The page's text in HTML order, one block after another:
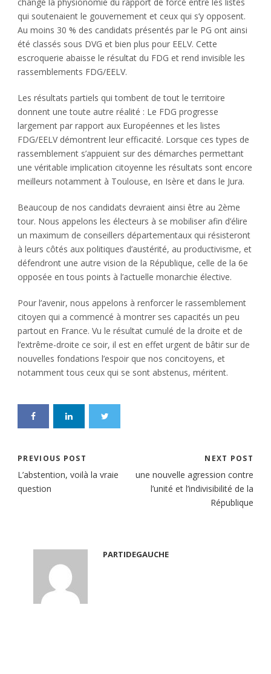
qui soutenaient le gouvernement et ceux qui s’y opposent.
Au moins 30 % des candidats présentés par le PG ont ainsi
été classés sous DVG et bien plus pour EELV. Cette
escroquerie abaisse le résultat du FDG et rend invisible les
rassemblements FDG/EELV.
Les résultats partiels qui tombent de tout le territoire
donnent une toute autre réalité : Le FDG progresse
largement par rapport aux Européennes et les listes
FDG/EELV démontrent leur efficacité. Lorsque ces types de
rassemblement s’appuient sur des démarches permettant
une véritable implication citoyenne les résultats sont encore
meilleurs notamment à Toulouse, en Isère et dans le Jura.
Beaucoup de nos candidats devraient ainsi être au 2ème
tour. Nous appelons les électeurs à se mobiliser afin d’élire
un maximum de conseillers départementaux qui résisteront
à leurs côtés aux politiques d’austérité, au productivisme, et
défendront une autre vision de la République, celle de la 6e
opposée en tous points à l’actuelle monarchie élective.
Pour l’avenir, nous appelons à renforcer le rassemblement
citoyen qui a commencé à montrer ses capacités un peu
partout en France. Vu le résultat cumulé de la droite et de
l’extrême-droite ce soir, il est en effet urgent de bâtir sur de
nouvelles fondations l’espoir que nos concitoyens, et
notamment tous ceux qui se sont abstenus, méritent.
PREVIOUS POST
L’abstention, voilà la vraie
question
NEXT POST
une nouvelle agression contre
l’unité et l’indivisibilité de la
République
PARTIDEGAUCHE